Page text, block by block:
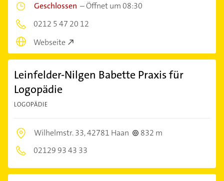
Geschlossen –Öffnet um 08:30
0212 5 47 20 12
Webseite
Leinfelder-Nilgen Babette Praxis für
Logopädie
LOGOPÄDIE
Wilhelmstr. 33,42781 Haan
832 m
02129 93 43 33